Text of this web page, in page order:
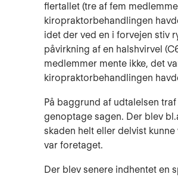
flertallet (tre af fem
kiropraktorbehandlingen
idet der ved en i forvejen stiv
påvirkning af en halshvirvel
medlemmer mente ikke, det
kiropraktorbehandlingen
På baggrund af udtalelsen
genoptage sagen. Der blev
skaden helt eller delvist
var foretaget.
Der blev senere indhentet